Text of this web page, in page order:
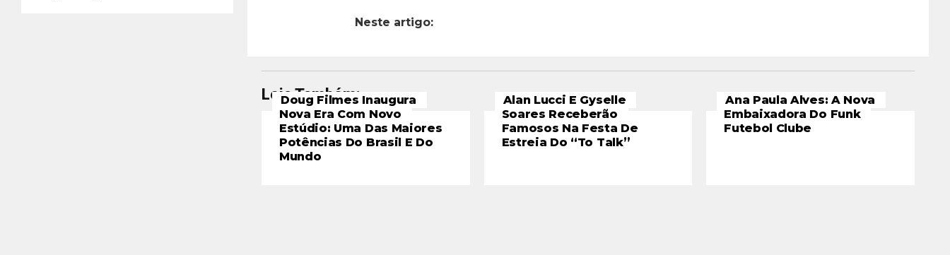
Neste artigo:
Leia Também:
Doug Filmes Inaugura
Nova Era Com Novo
Estúdio: Uma Das Maiores
Potências Do Brasil E Do
Mundo
Alan Lucci E Gyselle
Soares Receberão
Famosos Na Festa De
Estreia Do “To Talk”
Ana Paula Alves: A Nova
Embaixadora Do Funk
Futebol Clube